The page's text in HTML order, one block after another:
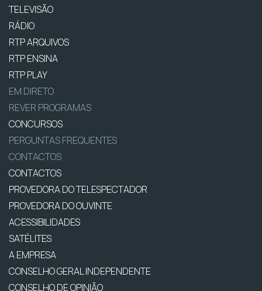
TELEVISÃO
RÁDIO
RTP ARQUIVOS
RTP ENSINA
RTP PLAY
EM DIRETO
REVER PROGRAMAS
CONCURSOS
PERGUNTAS FREQUENTES
CONTACTOS
CONTACTOS
PROVEDORA DO TELESPECTADOR
PROVEDORA DO OUVINTE
ACESSIBILIDADES
SATÉLITES
A EMPRESA
CONSELHO GERAL INDEPENDENTE
CONSELHO DE OPINIÃO